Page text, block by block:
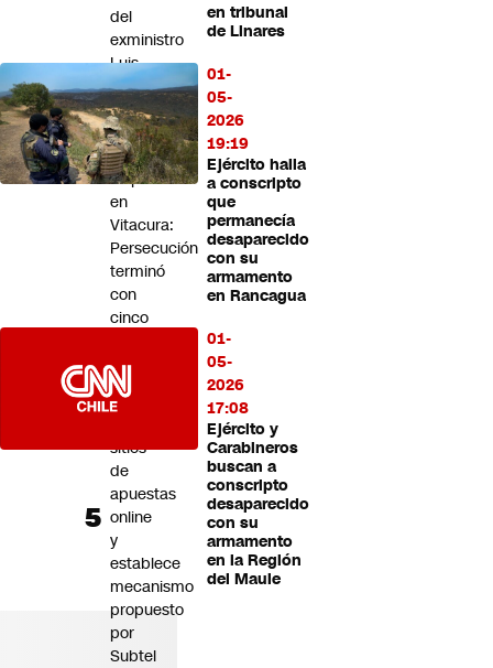
en tribunal
de Linares
01-
05-
2026
19:19
Ejército halla
a conscripto
que
permanecía
desaparecido
con su
armamento
en Rancagua
01-
05-
2026
17:08
Ejército y
Carabineros
buscan a
conscripto
desaparecido
con su
armamento
en la Región
del Maule
del
exministro
Luis
Cordero
frustra
portonazo
a
disparos
en
Vitacura:
Persecución
terminó
con
cinco
Tribunal
ordena
sitios
de
apuestas
online
y
establece
mecanismo
propuesto
por
Subtel